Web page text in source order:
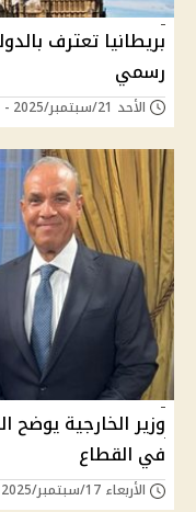
بريطانيا تعترف
رسمي
الأحد 21/سبتمبر/2025 - 05:41 م
وزير الخارجية يوضح
في القطاع
الأربعاء 17/سبتمبر/2025 - 07:55 م